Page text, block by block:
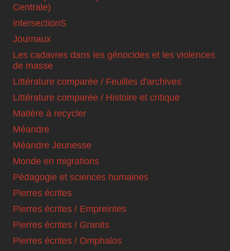
Centrale)
intersectionS
Journaux
Les cadavres dans les génocides et les violences
de masse
Littérature comparée / Feuilles d'archives
Littérature comparée / Histoire et critique
Matière à recycler
Méandre
Méandre Jeunesse
Monde en migrations
Pédagogie et sciences humaines
Pierres écrites
Pierres écrites / Empreintes
Pierres écrites / Granits
Pierres écrites / Omphalos